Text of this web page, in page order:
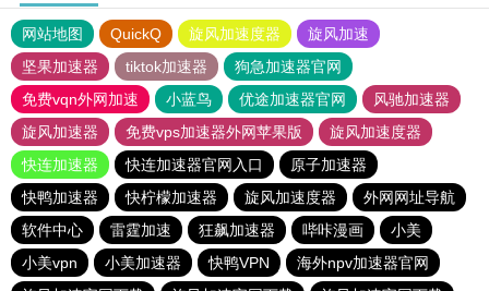
网站地图 QuickQ 旋风加速度器
旋风加速
坚果加速器
tiktok加速器
狗急加速器官网
免费vqn外网加速
小蓝鸟 优途加速器官网
风驰加速器
旋风加速器
免费vps加速器外网苹果版
旋风加速度器
快连加速器
快连加速器官网入口
原子加速器
快鸭加速器
快柠檬加速器 旋风加速度器
外网网址导航
软件中心
雷霆加速 狂飙加速器 哔咔漫画
小美
小美vpn
小美加速器 快鸭VPN
海外npv加速器官网